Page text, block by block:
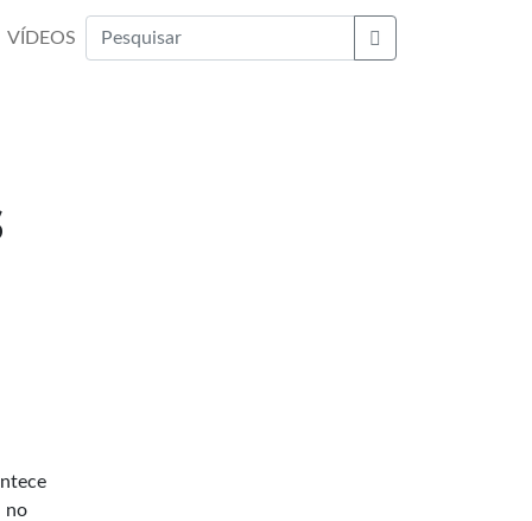
VÍDEOS
Buscar
no